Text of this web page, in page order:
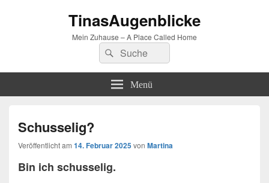
TinasAugenblicke
Mein Zuhause – A Place Called Home
Suchen
nach:
Suchen
Menü
Schusselig?
Veröffentlicht am 14. Februar 2025von Martina
Bin ich schusselig.